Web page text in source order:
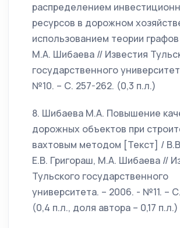
распределением
ресурсов в дорожном
использованием теории
М.А. Шибаева // Известия
государственного
№10. – С. 257-262. (0,3 п.л.)
8. Шибаева М.А. Повышение
дорожных объектов при
вахтовым методом [Текст] /
Е.В. Григораш, М.А. Шибаева //
Тульского государственного
университета. – 2006. - №11. –
(0,4 п.л., доля автора – 0,17 п.л.)